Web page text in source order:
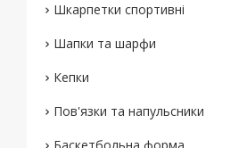
Шкарпетки спортивні
Шапки та шарфи
Кепки
Пов'язки та напульсники